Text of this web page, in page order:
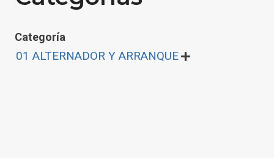
Categoría
01 ALTERNADOR Y ARRANQUE 